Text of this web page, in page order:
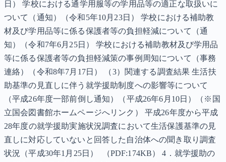
日） 学校における通学用服等の学用品等の適正な取扱いに
ついて（通知）（令和5年10月23日） 学校における補助教
材及び学用品等に係る保護者等の負担軽減について（通
知）（令和7年6月25日） 学校における補助教材及び学用品
等に係る保護者等の負担軽減策の事例周知について（事務
連絡）（令和8年7月17日） （3）関連する調査結果 生活扶
助基準の見直しに伴う就学援助制度への影響等について
（平成26年度一部前倒し通知）（平成26年6月10日）（※国
立国会図書館ホームページへリンク） 平成26年度から平成
28年度の就学援助実施状況調査において生活保護基準の見
直しに対応していないと回答した自治体への聞き取り調査
状況（平成30年1月25日） （PDF:174KB） 4．就学援助の